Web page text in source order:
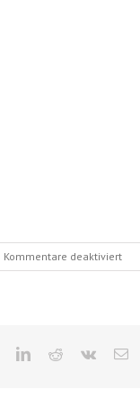
Kommentare deaktiviertfür
1